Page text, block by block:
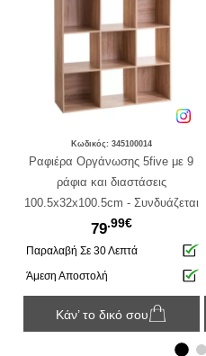
Κωδικός: 345100014
Ραφιέρα Οργάνωσης 5five με 9
ράφια και διαστάσεις
100.5x32x100.5cm - Συνδυάζεται
με κουτιά αποθήκευσης - Σε
απόχρωση Ξύλου
79.99€
Παραλαβή Σε 30 Λεπτά
Άμεση Αποστολή
Κάν’ το δικό σου